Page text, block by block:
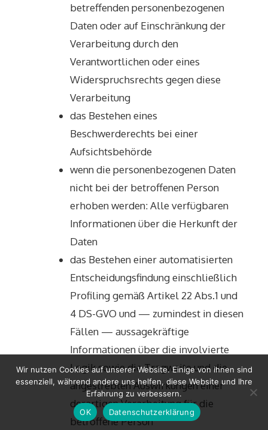
betreffenden personenbezogenen
Daten oder auf Einschränkung der
Verarbeitung durch den
Verantwortlichen oder eines
Widerspruchsrechts gegen diese
Verarbeitung
das Bestehen eines
Beschwerderechts bei einer
Aufsichtsbehörde
wenn die personenbezogenen Daten
nicht bei der betroffenen Person
erhoben werden: Alle verfügbaren
Informationen über die Herkunft der
Daten
das Bestehen einer automatisierten
Entscheidungsfindung einschließlich
Profiling gemäß Artikel 22 Abs.1 und
4 DS-GVO und — zumindest in diesen
Fällen — aussagekräftige
Informationen über die involvierte
Logik sowie die Tragweite und die
angestrebten Auswirkungen einer
derartigen Verarbeitung für die
betroffene Person
Wir nutzen Cookies auf unserer Website. Einige von ihnen sind
essenziell, während andere uns helfen, diese Website und Ihre
Erfahrung zu verbessern.
OK
Datenschutzerklärung